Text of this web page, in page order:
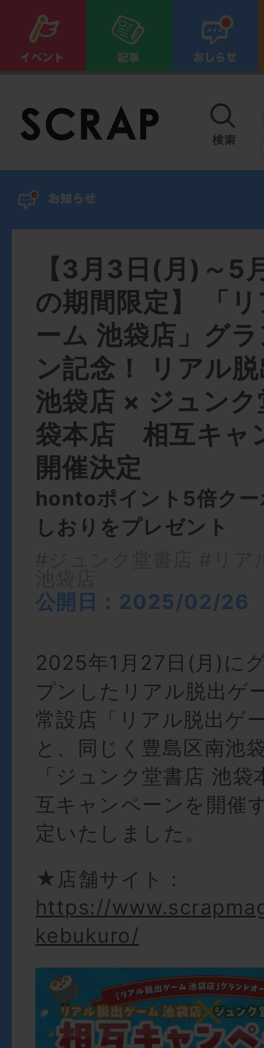
【3月3日(月)～5
の期間限定】 「
ーム 池袋店」グ
ン記念！ リアル
池袋店 × ジュンク
袋本店 相互キャ
開催決定
hontoポイント5倍クー
しおりをプレゼント
公開日：2025/02/26
2025年1月27日(月)に
プンしたリアル脱出ゲ
常設店「リアル脱出ゲ
と、同じく豊島区南池
「ジュンク堂書店 池
互キャンペーンを開催
定いたしました。
★店舗サイト：
https://
kebukuro/